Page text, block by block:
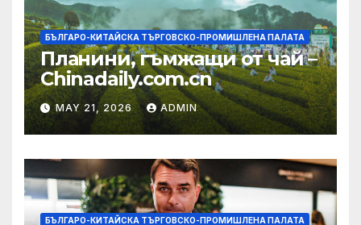
БЪЛГАРО-КИТАЙСКА ТЪРГОВСКО-ПРОМИШЛЕНА ПАЛАТА
Планини, гъмжащи от чай –
Chinadaily.com.cn
MAY 21, 2026 ADMIN
БЪЛГАРО-КИТАЙСКА ТЪРГОВСКО-ПРОМИШЛЕНА ПАЛАТА